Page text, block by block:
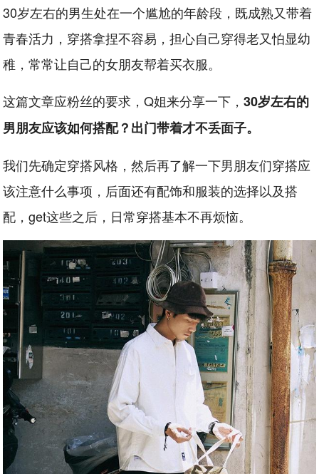
30岁左右的男生处在一个尴尬的年龄段，既成熟又带着
青春活力，穿搭拿捏不容易，担心自己穿得老又怕显幼
稚，常常让自己的女朋友帮着买衣服。
这篇文章应粉丝的要求，Q姐来分享一下，30岁左右的
男朋友应该如何搭配？出门带着才不丢面子。
我们先确定穿搭风格，然后再了解一下男朋友们穿搭应
该注意什么事项，后面还有配饰和服装的选择以及搭
配，get这些之后，日常穿搭基本不再烦恼。